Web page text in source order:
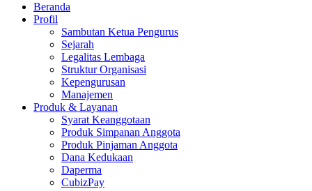
Beranda
Profil
Sambutan Ketua Pengurus
Sejarah
Legalitas Lembaga
Struktur Organisasi
Kepengurusan
Manajemen
Produk & Layanan
Syarat Keanggotaan
Produk Simpanan Anggota
Produk Pinjaman Anggota
Dana Kedukaan
Daperma
CubizPay